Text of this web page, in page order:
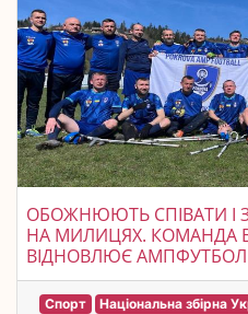
ОБОЖНЮЮТЬ СПІВАТИ І
НА МИЛИЦЯХ. КОМАНДА
ВІДНОВЛЮЄ АМПФУТБОЛ
Спорт Національна збірна